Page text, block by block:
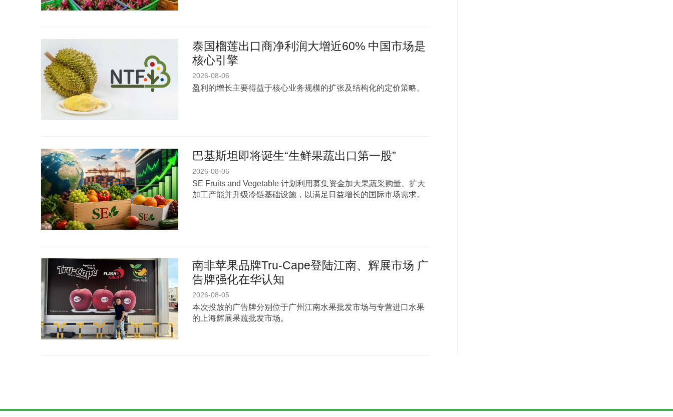
泰国榴莲出口商净利润大增近60% 中国市场是
核心引擎
2026-08-06
盈利的增长主要得益于核心业务规模的扩张及结构化的定价策略。
巴基斯坦即将诞生“生鲜果蔬出口第一股”
2026-08-06
SE Fruits and Vegetable 计划利用募集资金加大果蔬采购量、扩大
加工产能并升级冷链基础设施，以满足日益增长的国际市场需求。
南非苹果品牌Tru-Cape登陆江南、辉展市场 广
告牌强化在华认知
2026-08-05
本次投放的广告牌分别位于广州江南水果批发市场与专营进口水果
的上海辉展果蔬批发市场。